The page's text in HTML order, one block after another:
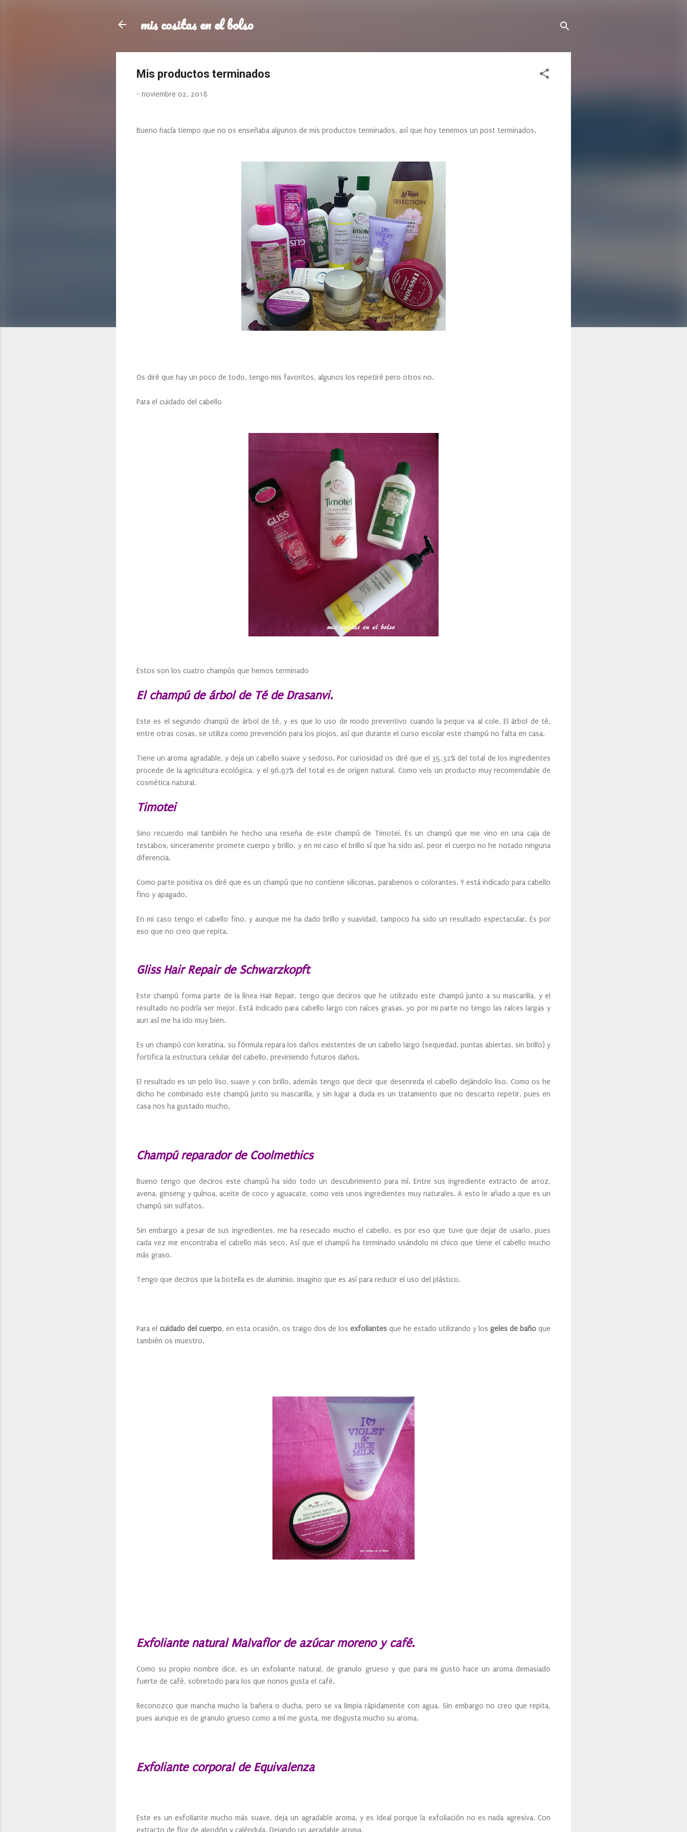
mis cositas en el bolso
Mis productos terminados
- noviembre 02, 2018
Bueno hacía tiempo que no os enseñaba algunos de mis productos terminados, así que hoy tenemos un post terminados.
Os diré que hay un poco de todo, tengo mis favoritos, algunos los repetiré pero otros no.
Para el cuidado del cabello
Estos son los cuatro champús que hemos terminado
El champú de árbol de Té de Drasanvi.
Este es el segundo champú de árbol de té, y es que lo uso de modo preventivo cuando la peque va al cole. El árbol de té,
entre otras cosas, se utiliza como prevención para los piojos, así que durante el curso escolar este champú no falta en casa.
Tiene un aroma agradable, y deja un cabello suave y sedoso. Por curiosidad os diré que el 35,32% del total de los ingredientes
procede de la agricultura ecológica, y el 96.97% del total es de origen natural. Como veis un producto muy recomendable de
cosmética natural.
Timotei
Sino recuerdo mal también he hecho una reseña de este champú de Timotei. Es un champú que me vino en una caja de
testabox, sinceramente promete cuerpo y brillo, y en mi caso el brillo sí que ha sido así, peor el cuerpo no he notado ninguna
diferencia.
Como parte positiva os diré que es un champú que no contiene siliconas, parabenos o colorantes. Y está indicado para cabello
fino y apagado.
En mi caso tengo el cabello fino, y aunque me ha dado brillo y suavidad, tampoco ha sido un resultado espectacular. Es por
eso que no creo que repita.
Gliss Hair Repair de Schwarzkopft
Este champú forma parte de la línea Hair Repair, tengo que deciros que he utilizado este champú junto a su mascarilla, y el
resultado no podría ser mejor. Está indicado para cabello largo con raíces grasas, yo por mi parte no tengo las raíces largas y
aun así me ha ido muy bien.
Es un champú con keratina, su fórmula repara los daños existentes de un cabello largo (sequedad, puntas abiertas, sin brillo) y
fortifica la estructura celular del cabello, previniendo futuros daños.
El resultado es un pelo liso, suave y con brillo, además tengo que decir que desenreda el cabello dejándolo liso. Como os he
dicho he combinado este champú junto su mascarilla, y sin lugar a duda es un tratamiento que no descarto repetir, pues en
casa nos ha gustado mucho.
Champú reparador de Coolmethics
Bueno tengo que deciros este champú ha sido todo un descubrimiento para mí. Entre sus ingrediente extracto de arroz,
avena, ginseng y quínoa, aceite de coco y aguacate, como veis unos ingredientes muy naturales. A esto le añado a que es un
champú sin sulfatos.
Sin embargo a pesar de sus ingredientes, me ha resecado mucho el cabello, es por eso que tuve que dejar de usarlo, pues
cada vez me encontraba el cabello más seco. Así que el champú ha terminado usándolo mi chico que tiene el cabello mucho
más graso.
Tengo que deciros que la botella es de aluminio, imagino que es así para reducir el uso del plástico.
Para el cuidado del cuerpo, en esta ocasión, os traigo dos de los exfoliantes que he estado utilizando y los geles de baño que
también os muestro.
Exfoliante natural Malvaflor de azúcar moreno y café.
Como su propio nombre dice, es un exfoliante natural, de granulo grueso y que para mi gusto hace un aroma demasiado
fuerte de café, sobretodo para los que nonos gusta el café.
Reconozco que mancha mucho la bañera o ducha, pero se va limpia rápidamente con agua. Sin embargo no creo que repita,
pues aunque es de granulo grueso como a mí me gusta, me disgusta mucho su aroma.
Exfoliante corporal de Equivalenza
Este es un exfoliante mucho más suave, deja un agradable aroma, y es ideal porque la exfoliación no es nada agresiva. Con